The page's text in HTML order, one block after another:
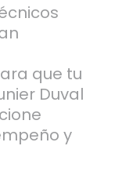
que tu
Duval
y